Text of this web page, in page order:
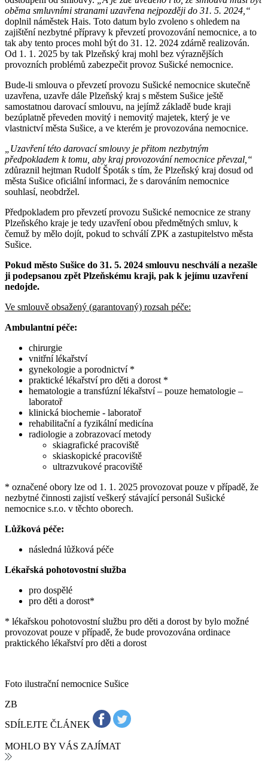
oběma smluvními stranami uzavřena nejpozději do 31. 5. 2024,“
doplnil náměstek Hais. Toto datum bylo zvoleno s ohledem na
zajištění nezbytné přípravy k převzetí provozování nemocnice, a to
tak aby tento proces mohl být do 31. 12. 2024 zdárně realizován.
Od 1. 1. 2025 by tak Plzeňský kraj mohl bez výraznějších
provozních problémů zabezpečit provoz Sušické nemocnice.
Bude-li smlouva o převzetí provozu Sušické nemocnice skutečně
uzavřena, uzavře dále Plzeňský kraj s městem Sušice ještě
samostatnou darovací smlouvu, na jejímž základě bude kraji
bezúplatně převeden movitý i nemovitý majetek, který je ve
vlastnictví města Sušice, a ve kterém je provozována nemocnice.
„Uzavření této darovací smlouvy je přitom nezbytným
předpokladem k tomu, aby kraj provozování nemocnice převzal,“
zdůraznil hejtman Rudolf Špoták s tím, že Plzeňský kraj dosud od
města Sušice oficiální informaci, že s darováním nemocnice
souhlasí, neobdržel.
Předpokladem pro převzetí provozu Sušické nemocnice ze strany
Plzeňského kraje je tedy uzavření obou předmětných smluv, k
čemuž by mělo dojít, pokud to schválí ZPK a zastupitelstvo města
Sušice.
Pokud město Sušice do 31. 5. 2024 smlouvu neschválí a nezašle
ji podepsanou zpět Plzeňskému kraji, pak k jejímu uzavření
nedojde.
Ve smlouvě obsažený (garantovaný) rozsah péče:
Ambulantní péče:
chirurgie
vnitřní lékařství
gynekologie a porodnictví *
praktické lékařství pro děti a dorost *
hematologie a transfúzní lékařství – pouze hematologie –
laboratoř
klinická biochemie - laboratoř
rehabilitační a fyzikální medicína
radiologie a zobrazovací metody
skiagrafické pracoviště
skiaskopické pracoviště
ultrazvukové pracoviště
* označené obory lze od 1. 1. 2025 provozovat pouze v případě, že
nezbytné činnosti zajistí veškerý stávající personál Sušické
nemocnice s.r.o. v těchto oborech.
Lůžková péče:
následná lůžková péče
Lékařská pohotovostní služba
pro dospělé
pro děti a dorost*
* lékařskou pohotovostní službu pro děti a dorost by bylo možné
provozovat pouze v případě, že bude provozována ordinace
praktického lékařství pro děti a dorost
Foto ilustrační nemocnice Sušice
ZB
SDÍLEJTE ČLÁNEK
MOHLO BY VÁS ZAJÍMAT